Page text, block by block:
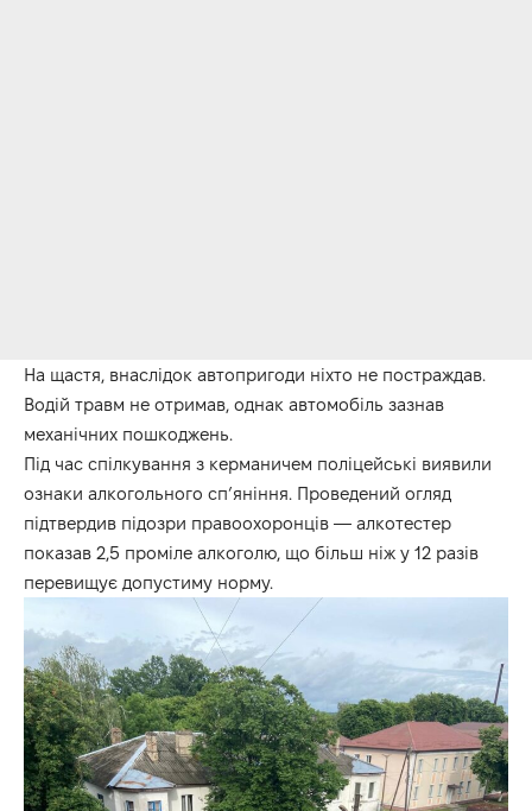
На щастя, внаслідок автопригоди ніхто не постраждав.
Водій травм не отримав, однак автомобіль зазнав
механічних пошкоджень.
Під час спілкування з керманичем поліцейські виявили
ознаки алкогольного сп’яніння. Проведений огляд
підтвердив підозри правоохоронців — алкотестер
показав 2,5 проміле алкоголю, що більш ніж у 12 разів
перевищує допустиму норму.